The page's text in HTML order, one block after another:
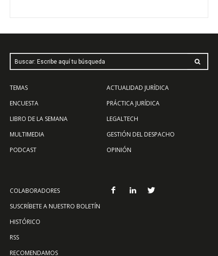
Buscar: Escribe aquí tu búsqueda
TEMAS
ENCUESTA
LIBRO DE LA SEMANA
MULTIMEDIA
PODCAST
ACTUALIDAD JURÍDICA
PRÁCTICA JURÍDICA
LEGALTECH
GESTIÓN DEL DESPACHO
OPINIÓN
COLABORADORES
SUSCRÍBETE A NUESTRO BOLETÍN
HISTÓRICO
RSS
RECOMENDAMOS